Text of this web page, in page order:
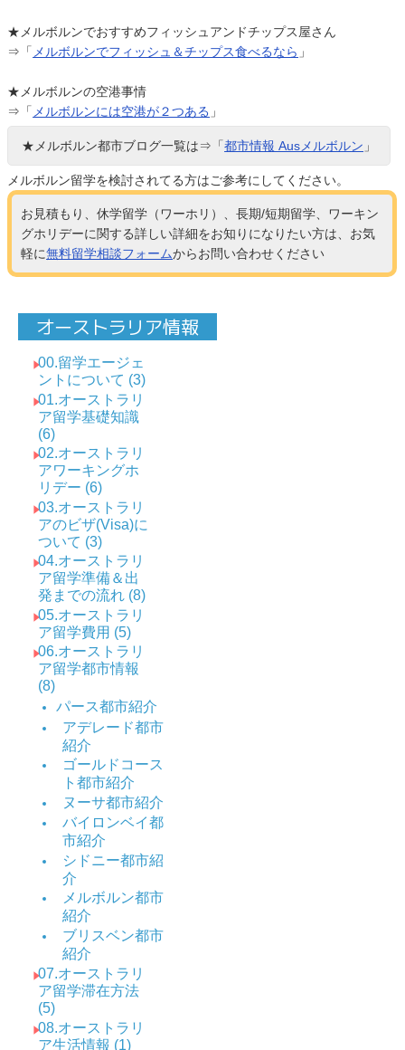
★メルボルンでおすすめフィッシュアンドチップス屋さん
⇒「 メルボルンでフィッシュ＆チップス食べるなら 」
★メルボルンの空港事情
⇒「 メルボルンには空港が２つある 」
★メルボルン都市ブログ一覧は⇒「都市情報 Ausメルボルン 」
メルボルン留学を検討されてる方はご参考にしてください。
お見積もり、休学留学（ワーホリ）、長期/短期留学、ワーキン
グホリデーに関する詳しい詳細をお知りになりたい方は、お気
軽に無料留学相談フォームからお問い合わせください
オーストラリア情報
00.留学エージェ
ントについて (3)
01.オーストラリ
ア留学基礎知識
(6)
02.オーストラリ
アワーキングホ
リデー (6)
03.オーストラリ
アのビザ(Visa)に
ついて (3)
04.オーストラリ
ア留学準備＆出
発までの流れ (8)
05.オーストラリ
ア留学費用 (5)
06.オーストラリ
ア留学都市情報
(8)
パース都市紹介
アデレード都市
紹介
ゴールドコース
ト都市紹介
ヌーサ都市紹介
バイロンベイ都
市紹介
シドニー都市紹
介
メルボルン都市
紹介
ブリスベン都市
紹介
07.オーストラリ
ア留学滞在方法
(5)
08.オーストラリ
ア生活情報 (1)